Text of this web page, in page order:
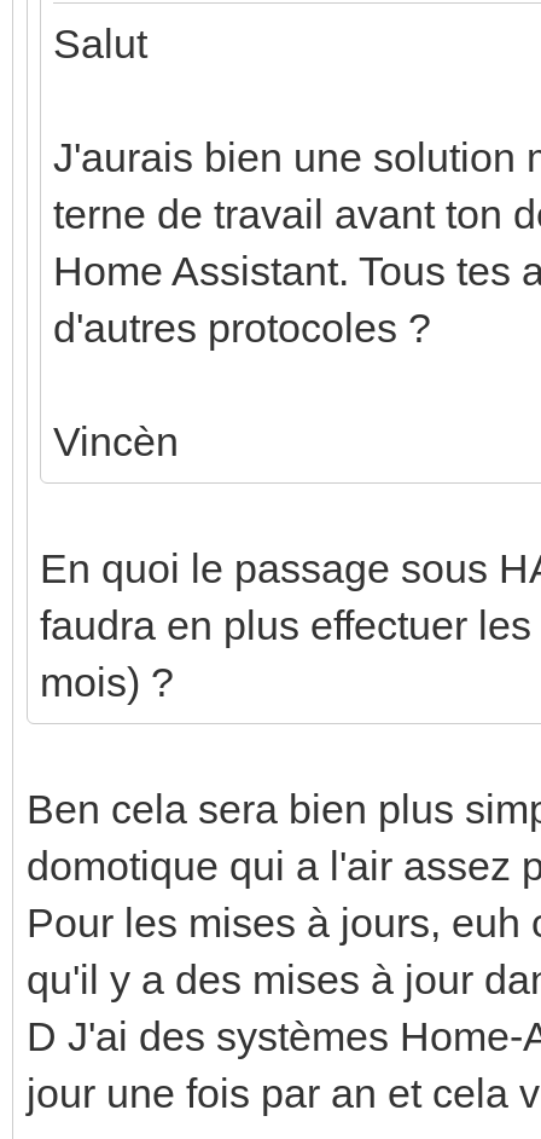
Salut
J'aurais bien une solution
terne de travail avant ton
Home Assistant. Tous tes
d'autres protocoles ?
Vincèn
En quoi le passage sous
faudra en plus effectuer
mois) ?
Ben cela sera bien plus
domotique qui a l'air assez
Pour les mises à jours, euh
qu'il y a des mises à jour
D J'ai des systèmes
jour une fois par an et cela